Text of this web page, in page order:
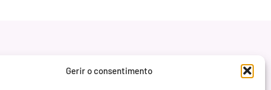
Gerir o consentimento